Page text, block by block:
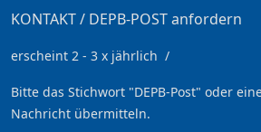
KONTAKT / DEPB-POST anfordern
erscheint 2 - 3 x jährlich /
Bitte das Stichwort "DEPB-Post" oder
Nachricht übermitteln.